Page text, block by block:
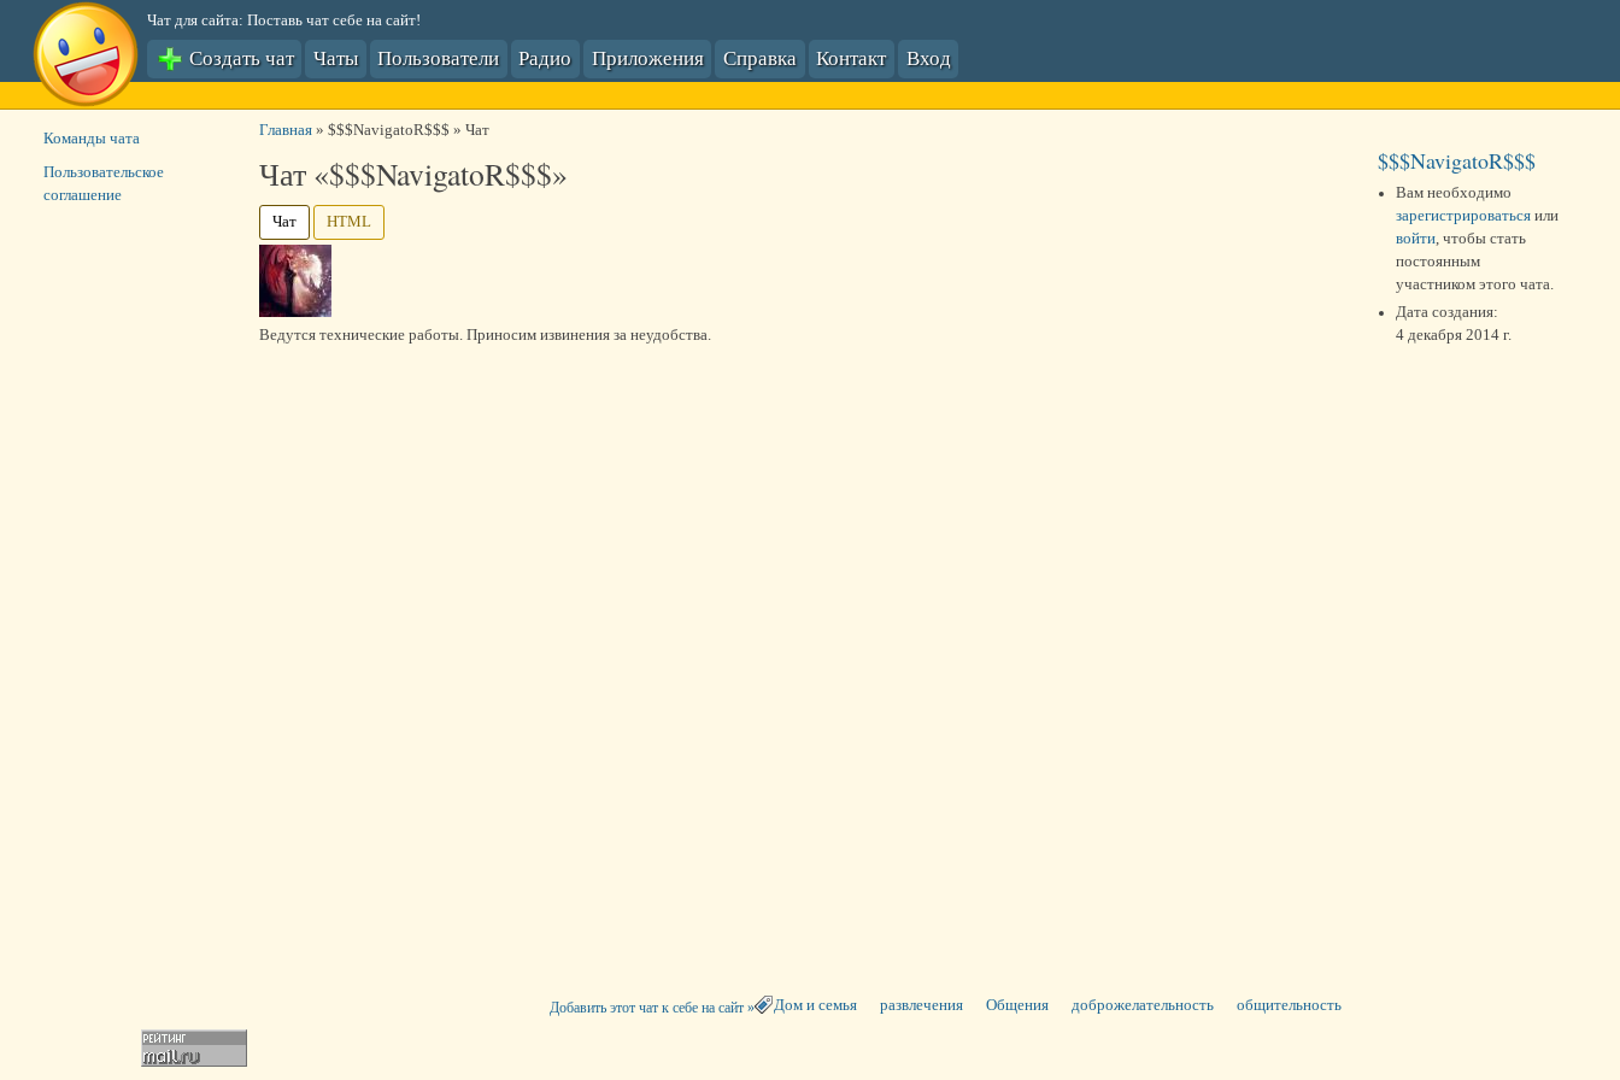
Чат для сайта: Поставь чат себе на сайт!
Создать чат Чаты Пользователи Радио Приложения Справка Контакт Вход
Главная» $$$NavigatoR$$$ » Чат
Чат «$$$NavigatoR$$$»
Чат HTML
Дом и семья развлечения Общения доброжелательность общительность
Добавить этот чат к себе на сайт »
Команды чата
Пользовательское
соглашение
$$$NavigatoR$$$
Вам необходимо
зарегистрироваться или
войти, чтобы стать
постоянным
участником этого чата.
Дата создания:
4 декабря 2014 г.